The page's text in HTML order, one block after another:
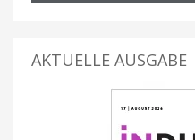
AKTUELLE AUSGABE